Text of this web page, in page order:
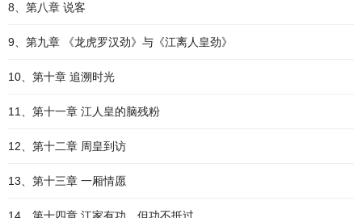
8、第八章 说客
9、第九章 《龙虎罗汉劲》与《江离人皇劲》
10、第十章 追溯时光
11、第十一章 江人皇的脑残粉
12、第十二章 周皇到访
13、第十三章 一厢情愿